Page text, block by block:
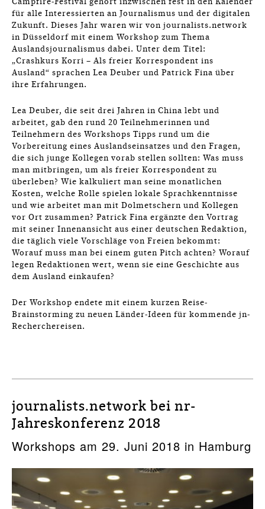
für alle Interessierten an Journalismus und der digitalen
Zukunft. Dieses Jahr waren wir von journalists.network
in Düsseldorf mit einem Workshop zum Thema
Auslandsjournalismus dabei. Unter dem Titel:
„Crashkurs Korri – Als freier Korrespondent ins
Ausland“ sprachen Lea Deuber und Patrick Fina über
ihre Erfahrungen.
Lea Deuber, die seit drei Jahren in China lebt und
arbeitet, gab den rund 20 Teilnehmerinnen und
Teilnehmern des Workshops Tipps rund um die
Vorbereitung eines Auslandseinsatzes und den Fragen,
die sich junge Kollegen vorab stellen sollten: Was muss
man mitbringen, um als freier Korrespondent zu
überleben? Wie kalkuliert man seine monatlichen
Kosten, welche Rolle spielen lokale Sprachkenntnisse
und wie arbeitet man mit Dolmetschern und Kollegen
vor Ort zusammen? Patrick Fina ergänzte den Vortrag
mit seiner Innenansicht aus einer deutschen Redaktion,
die täglich viele Vorschläge von Freien bekommt:
Worauf muss man bei einem guten Pitch achten? Worauf
legen Redaktionen wert, wenn sie eine Geschichte aus
dem Ausland einkaufen?
Der Workshop endete mit einem kurzen Reise-
Brainstorming zu neuen Länder-Ideen für kommende jn-
Recherchereisen.
journalists.network bei nr-
Jahreskonferenz 2018
Workshops am 29. Juni 2018 in Hamburg